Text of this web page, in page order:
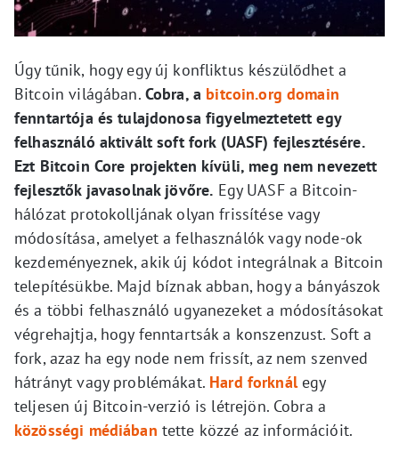
Úgy tűnik, hogy egy új konfliktus készülődhet a
Bitcoin világában. Cobra, a bitcoin.org domain
fenntartója és tulajdonosa figyelmeztetett egy
felhasználó aktivált soft fork (UASF) fejlesztésére.
Ezt Bitcoin Core projekten kívüli, meg nem nevezett
fejlesztők javasolnak jövőre. Egy UASF a Bitcoin-
hálózat protokolljának olyan frissítése vagy
módosítása, amelyet a felhasználók vagy node-ok
kezdeményeznek, akik új kódot integrálnak a Bitcoin
telepítésükbe. Majd bíznak abban, hogy a bányászok
és a többi felhasználó ugyanezeket a módosításokat
végrehajtja, hogy fenntartsák a konszenzust. Soft a
fork, azaz ha egy node nem frissít, az nem szenved
hátrányt vagy problémákat. Hard forknálegy
teljesen új Bitcoin-verzió is létrejön. Cobra a
közösségi médiában tette közzé az információit.